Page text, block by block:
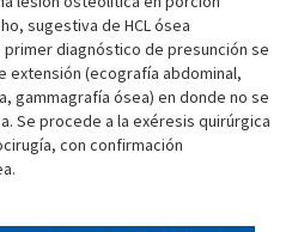
sugestiva de HCL ósea
primer diagnóstico de presunción se
extensión (ecografía abdominal,
gammagrafía ósea) en donde no se
Se procede a la exéresis quirúrgica
con confirmación